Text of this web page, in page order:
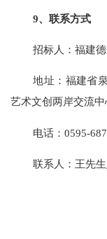
9、联系方式
招标人：福建
地址：福建省
艺术文创两岸交流中
电话：0595-
联系人： 王先生